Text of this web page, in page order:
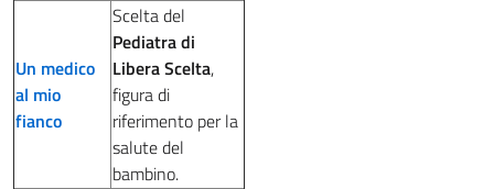
Un medico
al mio
fianco
Scelta del
Pediatra di
Libera Scelta,
figura di
riferimento per la
salute del
bambino.